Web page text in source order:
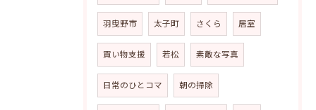
羽曳野市 太子町 さくら 居室
買い物支援 若松 素敵な写真
日常のひとコマ 朝の掃除